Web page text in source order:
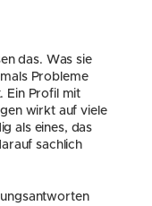
das. Was sie
Probleme
Ein Profil mit
wirkt auf viele
als eines, das
sachlich